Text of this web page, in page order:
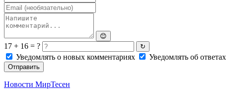
😊
17 + 16 = ? ↻
Уведомлять о новых комментариях Уведомлять об ответах
Отправить
Новости МирТесен